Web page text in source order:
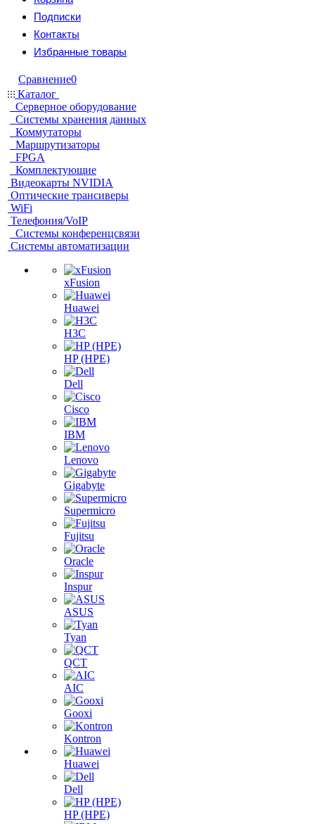
Подписки
Контакты
Избранные товары
Сравнение0
Каталог
Серверное оборудование
Системы хранения данных
Коммутаторы
Маршрутизаторы
FPGA
Комплектующие
Видеокарты NVIDIA
Оптические трансиверы
WiFi
Телефония/VoIP
Системы конференцсвязи
Системы автоматизации
xFusion
Huawei
H3C
HP (HPE)
Dell
Cisco
IBM
Lenovo
Gigabyte
Supermicro
Fujitsu
Oracle
Inspur
ASUS
Tyan
QCT
AIC
Gooxi
Kontron
Huawei
Dell
HP (HPE)